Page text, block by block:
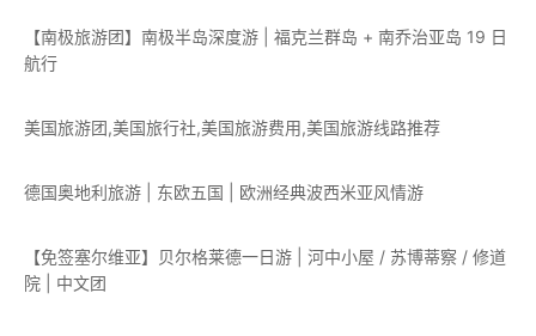
【南极旅游团】南极半岛深度游 | 福克兰群岛 + 南乔治亚岛 19 日
航行
美国旅游团,美国旅行社,美国旅游费用,美国旅游线路推荐
德国奥地利旅游 | 东欧五国 | 欧洲经典波西米亚风情游
【免签塞尔维亚】贝尔格莱德一日游 | 河中小屋 / 苏博蒂察 / 修道
院 | 中文团